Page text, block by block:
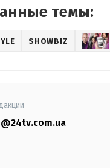
темы:
SHOWBIZ